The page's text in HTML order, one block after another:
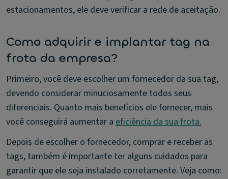
estacionamentos, ele deve verificar a rede de aceitação.
Como adquirir e implantar tag na
frota da empresa?
Primeiro, você deve escolher um fornecedor da sua tag,
devendo considerar minuciosamente todos seus
diferenciais. Quanto mais benefícios ele fornecer, mais
você conseguirá aumentar a eficiência da sua frota.
Depois de escolher o fornecedor, comprar e receber as
tags, também é importante ter alguns cuidados para
garantir que ele seja instalado corretamente. Veja como: